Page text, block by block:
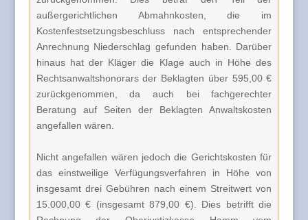
außergerichtlichen Abmahnkosten, die im
Kostenfestsetzungsbeschluss nach entsprechender
Anrechnung Niederschlag gefunden haben. Darüber
hinaus hat der Kläger die Klage auch in Höhe des
Rechtsanwaltshonorars der Beklagten über 595,00 €
zurückgenommen, da auch bei fachgerechter
Beratung auf Seiten der Beklagten Anwaltskosten
angefallen wären.
Nicht angefallen wären jedoch die Gerichtskosten für
das einstweilige Verfügungsverfahren in Höhe von
insgesamt drei Gebühren nach einem Streitwert von
15.000,00 € (insgesamt 879,00 €). Dies betrifft die